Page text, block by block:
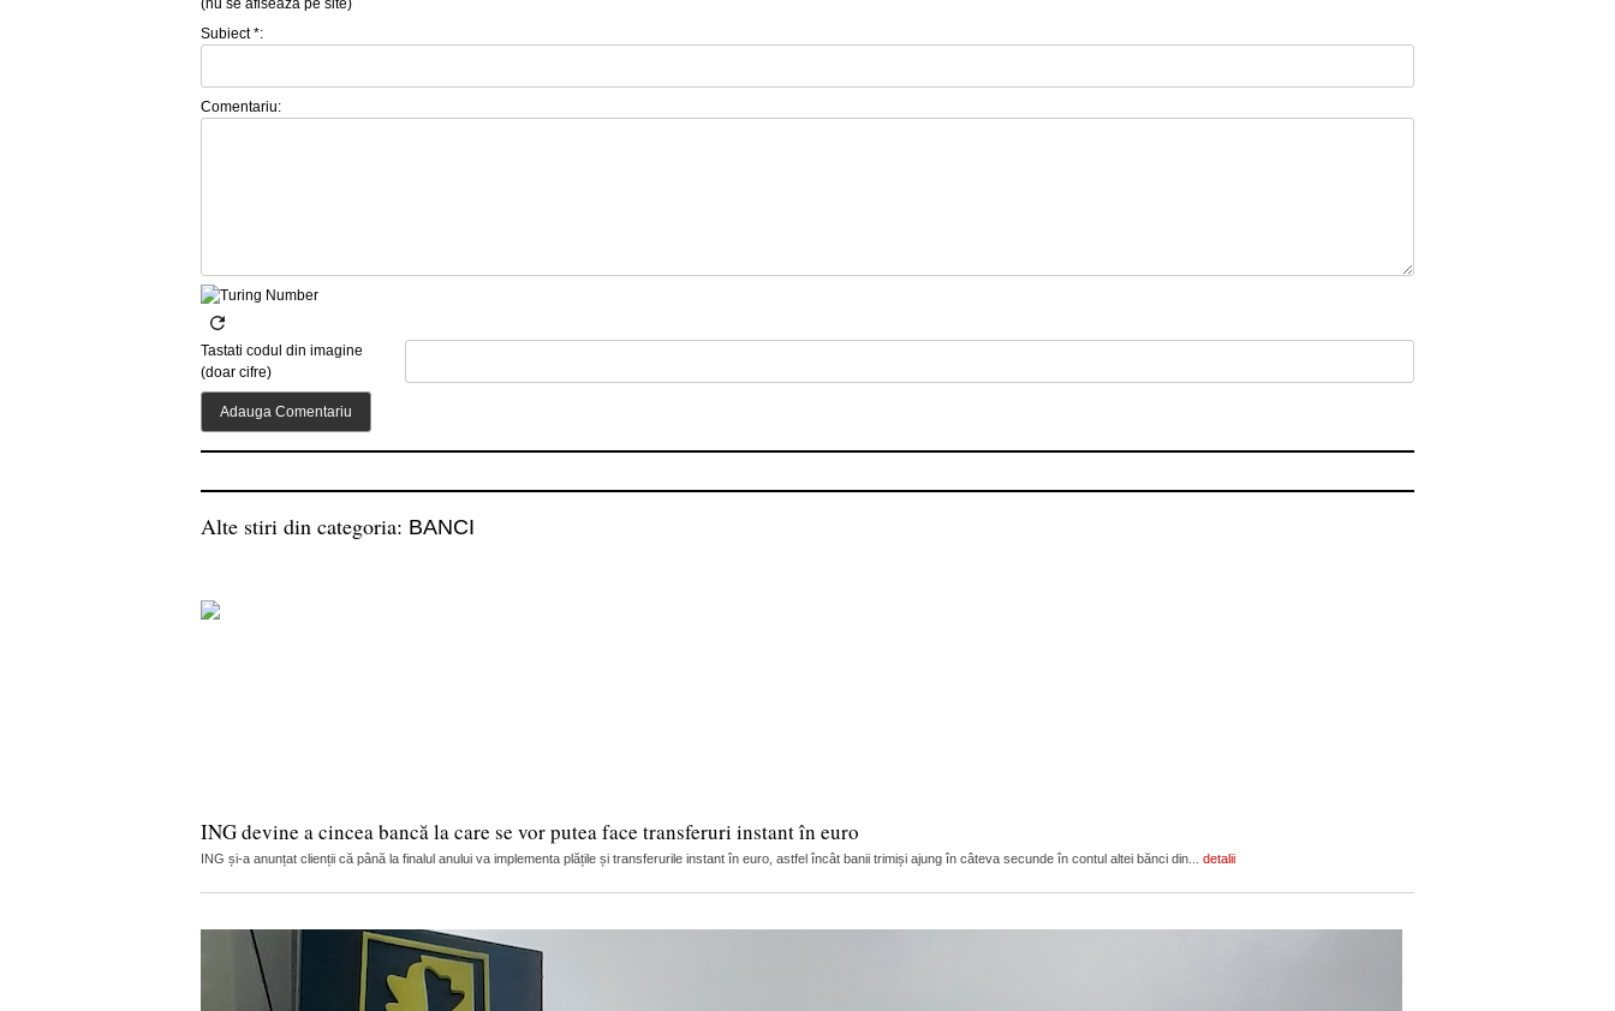
(nu se afiseaza pe site)
Subiect *:
Comentariu:
Tastati codul din imagine
(doar cifre)
Alte stiri din categoria: BANCI
ING devine a cincea bancă la care se vor putea face transferuri instant în euro
ING și-a anunțat clienții că până la finalul anului va implementa plățile și transferurile instant în euro, astfel încât banii trimiși ajung în câteva secunde în contul altei bănci din... detalii